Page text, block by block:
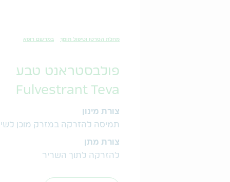
מחלת הסרטן וטיפול תומך במרשם רופא
פולבסטראנט טבע
Fulvestrant Teva
צורת מינון
תמיסה להזרקה במזרק מוכן
צורת מתן
להזרקה לתוך השריר